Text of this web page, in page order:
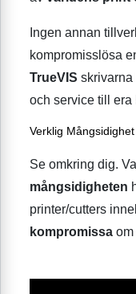
Ingen annan
kompromisslösa
TrueVIS skrivarna
och service till era
Verklig
Se omkring dig.
mångsidigheten
printer/cutters
kompromissa om